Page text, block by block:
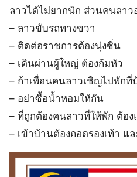
ลาวได้ไม่ยากนัก ส่วนคนลา
– ลาวขับรถทางขวา
– ติดต่อราชการต้องนุ่งซิ่น
– เดินผ่านผู้ใหญ่ ต้องก้มหัว
– ถ้าเพื่อนคนลาวเชิญไปพักที่
– อย่าซื้อน้ำหอมให้กัน
– ที่ถูกต้องคนลาวที่ให้พัก ต้อ
– เข้าบ้านต้องถอดรองเท้า แ